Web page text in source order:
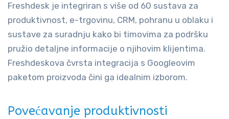
Freshdesk je integriran s više od 60 sustava za
produktivnost, e-trgovinu, CRM, pohranu u oblaku i
sustave za suradnju kako bi timovima za podršku
pružio detaljne informacije o njihovim klijentima.
Freshdeskova čvrsta integracija s Googleovim
paketom proizvoda čini ga idealnim izborom.
Povećavanje produktivnosti